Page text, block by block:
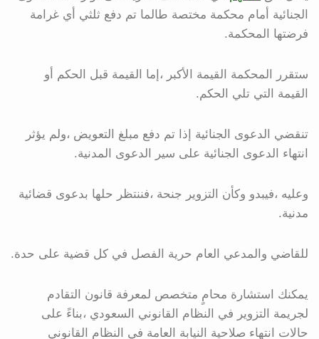
الجنائية أمام محكمة مختصة طالما تم دفع ثلثي أي غرامة
فرضتها المحكمة.
ستقرر المحكمة القيمة الأكبر ،إما القيمة قبل الحكم أو
القيمة التي تلي الحكم.
تنقضي الدعوى الجنائية إذا تم دفع مبلغ التعويض ،ولم يؤثر
انتهاء الدعوى الجنائية على سير الدعوى المدنية.
وعليه ،فيبدو وكأن التزوير جنحة ،فننتظر حلها بدعوى قضائية
مدنية.
للقاضي والمدعي العام حرية الفصل في كل قضية على حدة.
يمكنك استشارة محامٍ متخصص لمعرفة قانون التقادم
لجريمة التزوير في النظام القانوني السعودي ،بناءً على
حالات انتهاء صلاحية النيابة العامة في النظام القانوني